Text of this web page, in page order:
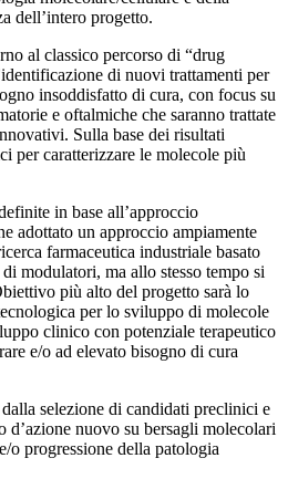
dell’intero progetto.
al classico percorso di “drug
di nuovi trattamenti per
insoddisfatto di cura, con focus su
e oftalmiche che saranno trattate
Sulla base dei risultati
per caratterizzare le molecole più
in base all’approccio
adottato un approccio ampiamente
farmaceutica industriale basato
modulatori, ma allo stesso tempo si
più alto del progetto sarà lo
per lo sviluppo di molecole
clinico con potenziale terapeutico
e/o ad elevato bisogno di cura
selezione di candidati preclinici e
nuovo su bersagli molecolari
o progressione della patologia